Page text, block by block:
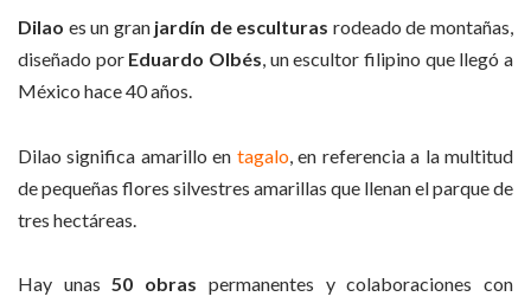
Dilao es un gran jardín de esculturas rodeado de montañas,
diseñado por Eduardo Olbés, un escultor filipino que llegó a
México hace 40 años.
Dilao significa amarillo en tagalo, en referencia a la multitud
de pequeñas flores silvestres amarillas que llenan el parque de
tres hectáreas.
Hay unas50 obras permanentes y colaboraciones con